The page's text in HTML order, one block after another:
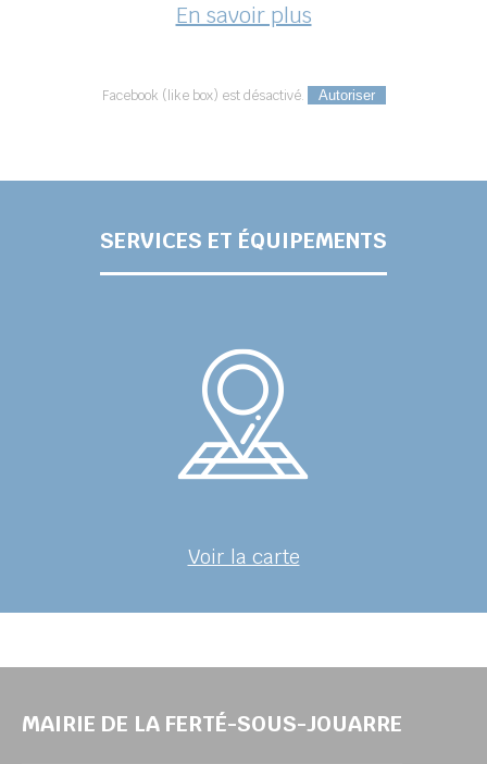
En savoir plus
Facebook (like box) est désactivé. Autoriser
SERVICES ET ÉQUIPEMENTS
Voir la carte
MAIRIE DE LA FERTÉ-SOUS-JOUARRE